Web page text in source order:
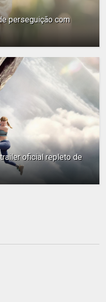
perseguição com
oficial repleto de